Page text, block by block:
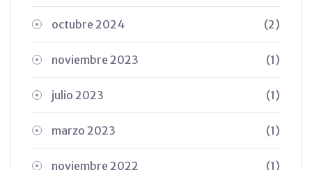
octubre 2024 (2)
noviembre 2023 (1)
julio 2023 (1)
marzo 2023 (1)
noviembre 2022 (1)